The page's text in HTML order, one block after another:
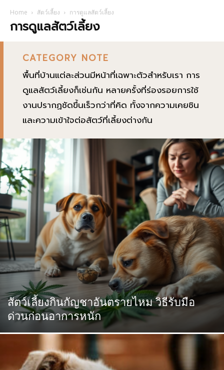
Home สัตว์เลี้ยง การดูแลสัตว์เลี้ยง
การดูแลสัตว์เลี้ยง
CATEGORY NOTE
พื้นที่บ้านแต่ละส่วนมีหน้าที่เฉพาะตัวสำหรับเรา การ
ดูแลสัตว์เลี้ยงก็เช่นกัน หลายครั้งที่ร่องรอยการใช้
งานปรากฏชัดขึ้นเร็วกว่าที่คิด ทั้งจากความเคยชิน
และความเข้าใจต่อสัตว์ที่เลี้ยงต่างกัน
สัตว์เลี้ยงกินกัญชาอันตรายไหม วิธีรับมือ
ด่วนก่อนอาการหนัก